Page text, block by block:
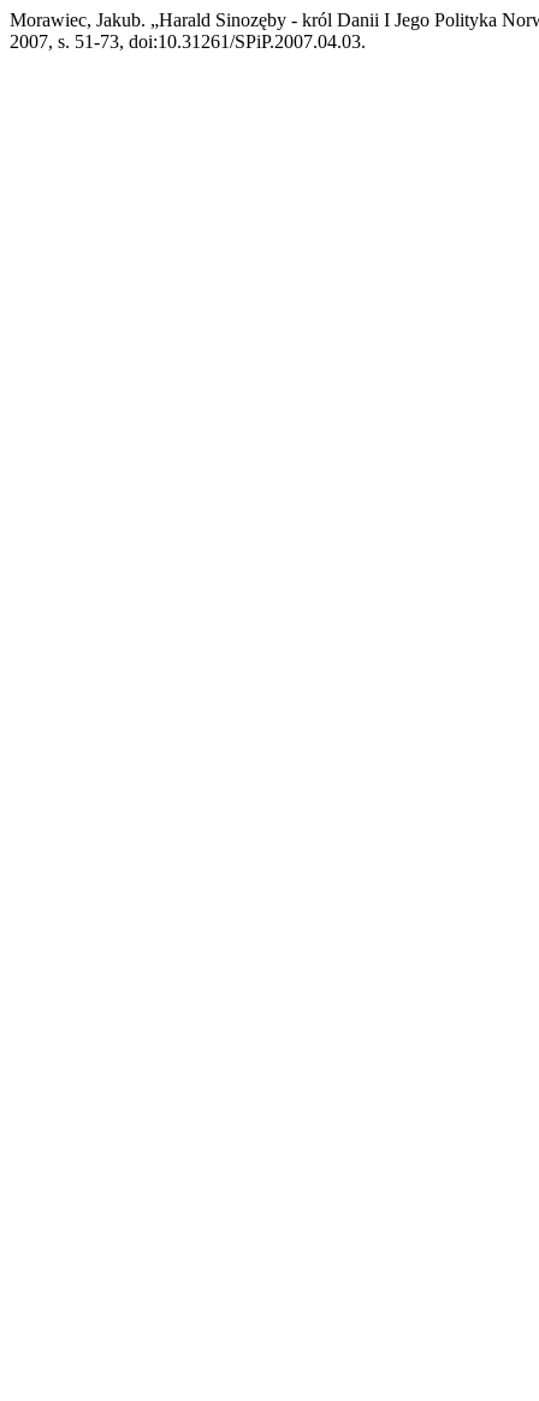
Morawiec, Jakub. „Harald Sinozęby - król Danii I Jego Polityka
2007, s. 51-73, doi:10.31261/SPiP.2007.04.03.